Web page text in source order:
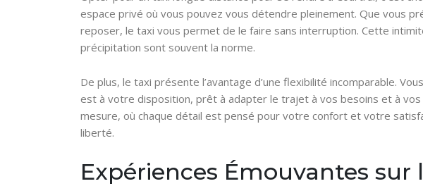
espace privé où vous pouvez vous détendre pleinement. Que vous
reposer, le taxi vous permet de le faire sans interruption. Cette
précipitation sont souvent la norme.
De plus, le taxi présente l’avantage d’une flexibilité incomparable.
est à votre disposition, prêt à adapter le trajet à vos besoins et à
mesure, où chaque détail est pensé pour votre confort et votre
liberté.
Expériences Émouvantes sur